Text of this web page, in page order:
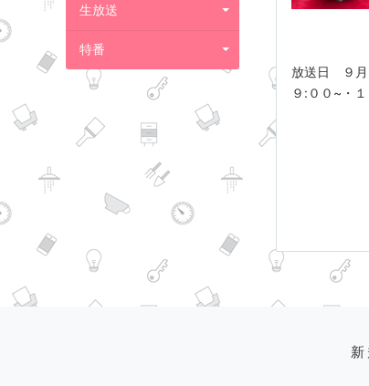
生放送
特番
放送日 ９月
９:００~・